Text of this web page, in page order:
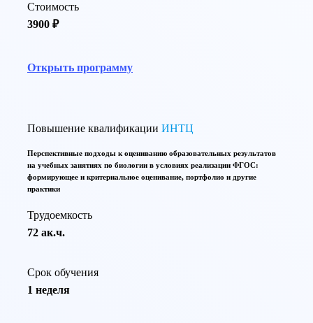
Стоимость
3900 ₽
Открыть программу
Повышение квалификации ИНТЦ
Перспективные подходы к оцениванию образовательных результатов
на учебных занятиях по биологии в условиях реализации ФГОС:
формирующее и критериальное оценивание, портфолио и другие
практики
Трудоемкость
72 ак.ч.
Срок обучения
1 неделя